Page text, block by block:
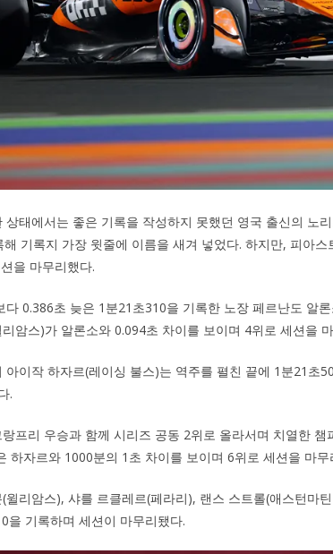
상태에서는 좋은 기록을 작성하지 못했던 영국 출신의 노
기록지 가장 윗줄에 이름을 새겨 넣었다. 하지만, 피아
을 마무리했다.
다 0.386초 늦은 1분21초310을 기록한 노장 페르난도 알
암스)가 알론소와 0.094초 차이를 보이며 4위로 세션을
아이작 하자르(레이싱 불스)는 역주를 펼친 끝에 1분21초
.
프리 우승과 함께 시리즈 공동 2위로 올라서며 치열한
하자르와 1000분의 1초 차이를 보이며 6위로 세션을 마무
윌리암스), 샤를 르클레르(페라리), 랜스 스트롤(애스턴마
을 기록하며 세션이 마무리됐다.